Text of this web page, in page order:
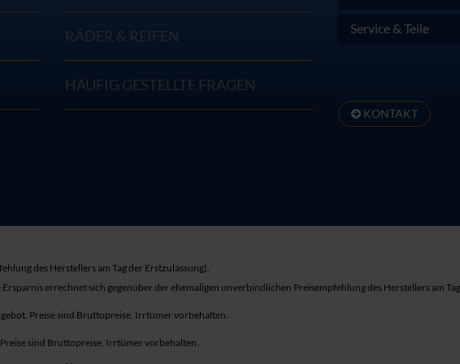
RÄDER & REIFEN
HÄUFIG GESTELLTE FRAGEN
Service & Teile
KONTAKT
des Herstellers am Tag der Erstzulassung).
errechnet sich gegenüber der ehemaligen unverbindlichen Preisempfehlung des Herstellers am
Preise sind Bruttopreise. Irrtümer vorbehalten.
sind Bruttopreise. Irrtümer vorbehalten.